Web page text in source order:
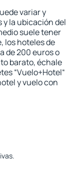
variar y
la ubicación del
suele tener
los hoteles de
de 200 euros o
barato, échale
“Vuelo+Hotel“
y vuelo con